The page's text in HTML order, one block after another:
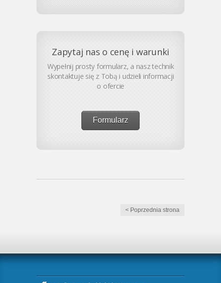
Zapytaj nas o cenę i warunki
Wypełnij prosty formularz, a nasz technik
skontaktuje się z Tobą i udzieli informacji
o ofercie
Formularz
< Poprzednia strona